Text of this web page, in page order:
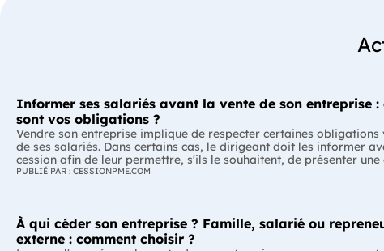
Informer ses salariés avant la vente de son entreprise :
sont vos obligations ?
Vendre son entreprise implique de respecter certaines obligations
de ses salariés. Dans certains cas, le dirigeant doit les informer
cession afin de leur permettre, s'ils le souhaitent, de présenter
reprise. Quelles entreprises sont concernées ? Quels délais faut-il
salariés. Cette obligation concerne la vente d'un fonds de
cession de la majorité des titres d'une société. Le délai
PUBLIÉ PAR : CESSIONPME.COM
À qui céder son entreprise ? Famille, salarié ou
externe : comment choisir ?